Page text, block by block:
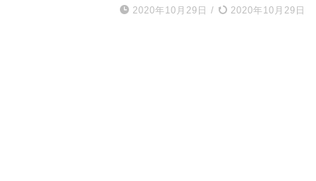
2020年10月29日 / 2020年10月29日